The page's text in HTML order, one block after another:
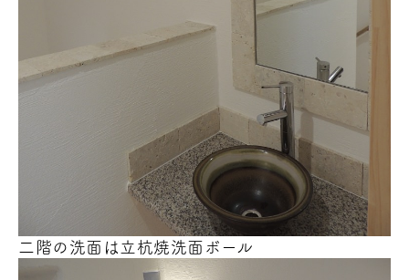
二階の洗面は立杭焼洗面ボール